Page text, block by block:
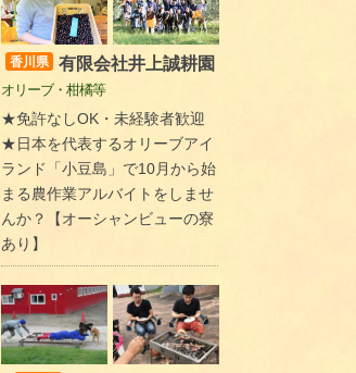
香川県 有限会社井上誠耕園
オリーブ・柑橘等
★免許なしOK・未経験者歓迎
★日本を代表するオリーブアイ
ランド「小豆島」で10月から始
まる農作業アルバイトをしませ
んか？【オーシャンビューの寮
あり】